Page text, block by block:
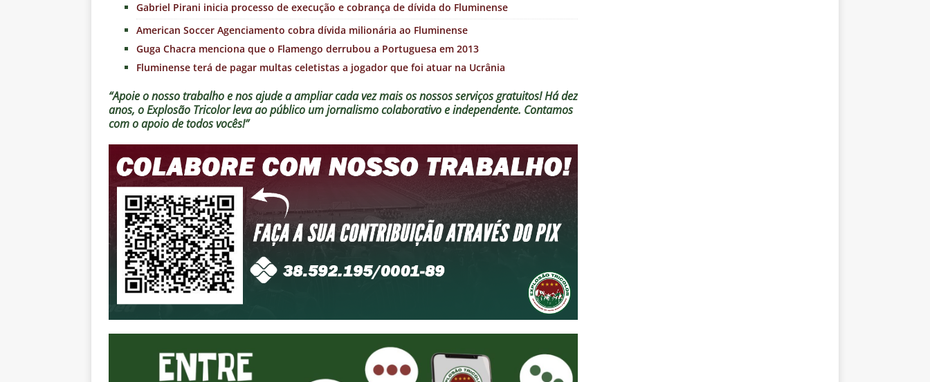
Gabriel Pirani inicia processo de execução e cobrança de dívida do Fluminense
American Soccer Agenciamento cobra dívida milionária ao Fluminense
Guga Chacra menciona que o Flamengo derrubou a Portuguesa em 2013
Fluminense terá de pagar multas celetistas a jogador que foi atuar na Ucrânia
“Apoie o nosso trabalho e nos ajude a ampliar cada vez mais os nossos serviços gratuitos!Há dez
anos, o Explosão Tricolor leva ao público um jornalismo colaborativo e independente. Contamos
com o apoio de todos vocês!”